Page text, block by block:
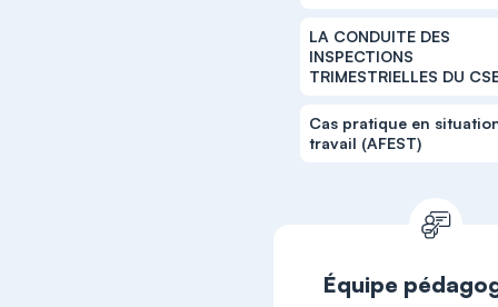
LA CONDUITE DES
INSPECTIONS
TRIMESTRIELLES DU
Cas pratique en
travail (AFEST)
Équipe